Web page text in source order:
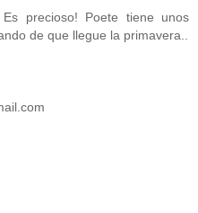
precioso! Poete tiene unos
de que llegue la primavera..